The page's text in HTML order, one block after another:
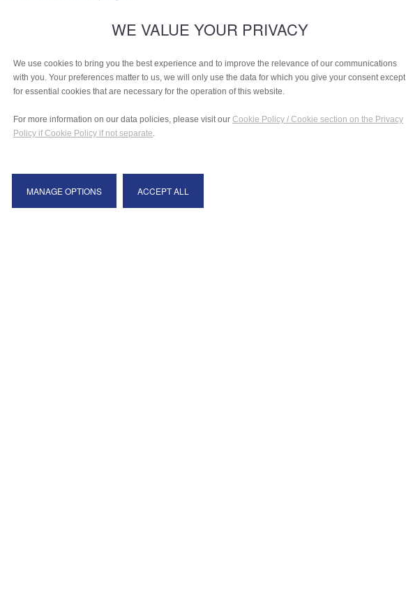
WE VALUE YOUR PRIVACY
We use cookies to bring you the best experience and to improve the relevance of our communications
with you. Your preferences matter to us, we will only use the data for which you give your consent except
for essential cookies that are necessary for the operation of this website.
For more information on our data policies, please visit our Cookie Policy / Cookie section on the Privacy
Policy if Cookie Policy if not separate.
MANAGE OPTIONS ACCEPT ALL